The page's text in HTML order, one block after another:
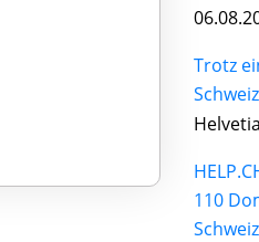
Trotz
110